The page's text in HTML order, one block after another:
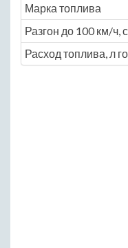
Марка топлива
Разгон до 100 км/ч, с
Расход топлива, л